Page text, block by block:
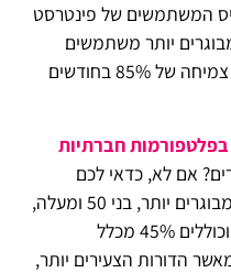
המשתמשים של פינטרסט
יותר משתמשים
בפלטפורמה הזו לקניות, עם אחוזי צמיחה של 85% בחודשים
בפלטפורמות חברתיות
אם לא, כדאי לכם
להתחיל להתמקד גם בהם. דורות מבוגרים יותר, בני 50 ומעלה,
מהווים 51% מההוצאות הצרכניות וכוללים 45% מכלל
הדורות הצעירים יותר,